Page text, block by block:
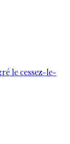
le cessez-le-